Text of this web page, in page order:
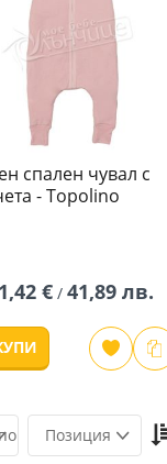
спален чувал с
- Topolino
€/ 41,89 лв.
Позиция